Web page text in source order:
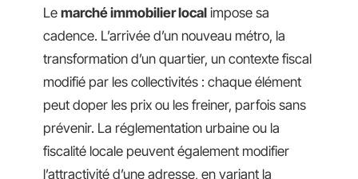
Le marché immobilier local impose sa
cadence. L’arrivée d’un nouveau métro, la
transformation d’un quartier, un contexte fiscal
modifié par les collectivités : chaque élément
peut doper les prix ou les freiner, parfois sans
prévenir. La réglementation urbaine ou la
fiscalité locale peuvent également modifier
l’attractivité d’une adresse, en variant la